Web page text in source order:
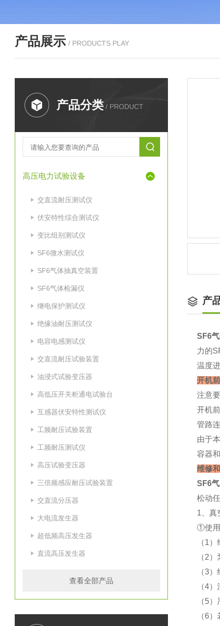
产品展示 / PRODUCTS PLAY
产品分类 / PRODUCT
高压电力试验设备
交直流耐压测试仪
伏安特性综合测试仪
变比组别测试仪
SF6微水测试仪
SF6气体抽真空装置
SF6气体检漏仪
继电保护测试仪
绝缘油耐压测试仪
电容电感测试仪
交直流耐压试验装置
油浸式试验变压器
高低压开关柜通电试验台
互感器伏安特性测试仪
工频耐压试验装置
工频耐压测试仪
高压试验变压器
三倍频感应耐压试验装置
交直流分压器
大电流发生器
超低频高压发生器
直流高压发生器
查看全部产品
产
SF6
力的
温度
开机
注意
开机
管路
由于
容器
维修
SF6
松动
1、真
①使用
（1
（2
（3
（4
（5
（6